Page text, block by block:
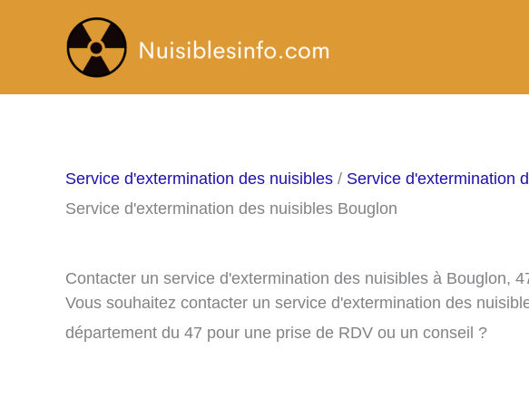
Service d'extermination des nuisibles / Service d'extermination
Service d'extermination des nuisibles Bouglon
Contacter un service d'extermination des nuisibles à Bouglon,
Vous souhaitez contacter un service d'extermination des
département du 47 pour une prise de RDV ou un conseil ?